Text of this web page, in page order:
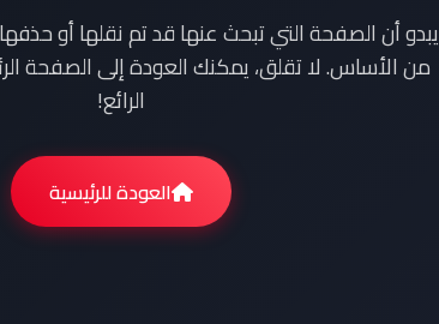
يبدو أن الصفحة التي تبحث عنها قد تم نقلها أو
من الأساس. لا تقلق، يمكنك العودة إلى الصفحة
الرائع!
العودة للرئيسية